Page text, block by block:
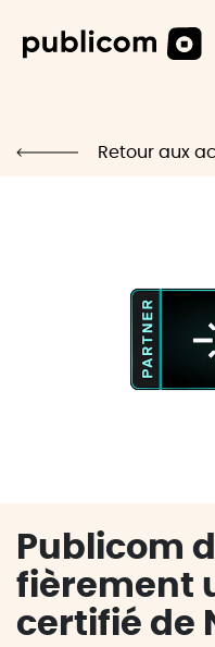
CAS
Blog
Retour aux
Publicom
fièrement
certifié de